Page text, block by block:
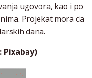
ugovora, kao i po
Projekat mora da
dana.
Pixabay)